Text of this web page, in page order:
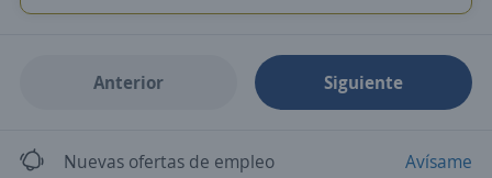
Anterior Siguiente
Nuevas ofertas de empleo Avísame